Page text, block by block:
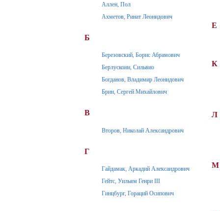
Аллен, Пол
Ахметов, Ринат Леонидович
Б
Березовский, Борис Абрамович
Берлускони, Сильвио
Богданов, Владимир Леонидович
Брин, Сергей Михайлович
В
Второв, Николай Александрович
Г
Гайдамак, Аркадий Александрович
Гейтс, Уильям Генри III
Гинцбург, Гораций Осипович
Е
К
Л
М